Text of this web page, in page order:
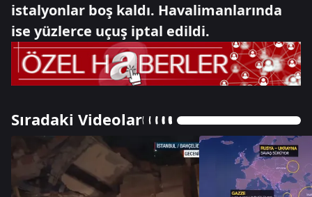
istalyonlar boş kaldı. Havalimanlarında
ise yüzlerce uçuş iptal edildi.
Sıradaki Videolar